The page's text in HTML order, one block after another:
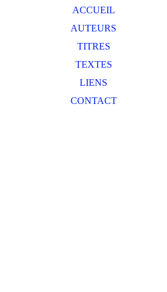
ACCUEIL
AUTEURS
TITRES
TEXTES
LIENS
CONTACT